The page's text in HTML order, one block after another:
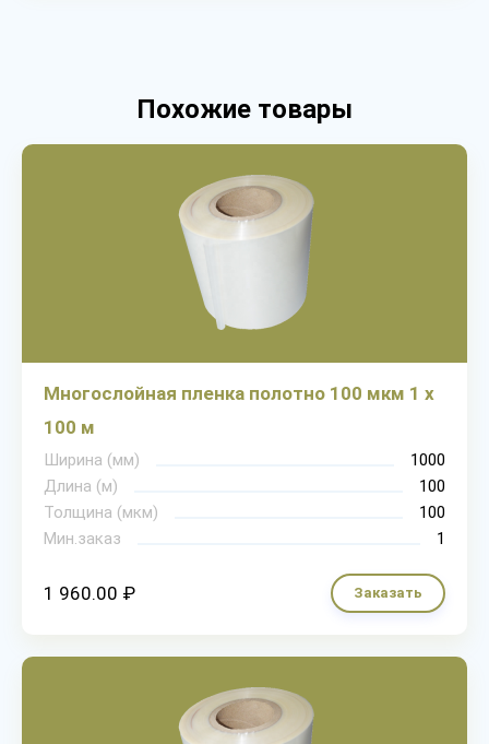
Похожие товары
Многослойная пленка полотно 100 мкм 1 х
100 м
Ширина (мм)
1000
Длина (м)
100
Толщина (мкм)
100
Мин.заказ
1
1 960.00 ₽ Заказать